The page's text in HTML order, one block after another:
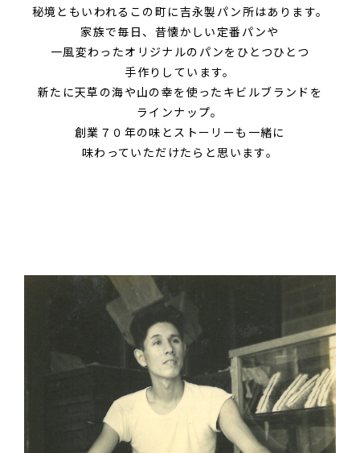
秘境ともいわれるこの町に吉永製パン所はあります。
家族で毎日、 昔懐かしい定番パンや
一風変わったオリジナルのパンを ひとつひとつ
手作りしています。
新たに天草の海や山の幸を使った キビルブランドを
ラインナップ。
創業７０年の味と ストーリーも一緒に
味わっていただけたらと 思います。